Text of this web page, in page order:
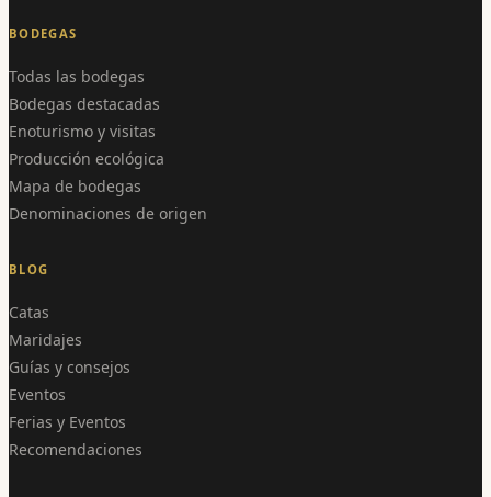
BODEGAS
Todas las bodegas
Bodegas destacadas
Enoturismo y visitas
Producción ecológica
Mapa de bodegas
Denominaciones de origen
BLOG
Catas
Maridajes
Guías y consejos
Eventos
Ferias y Eventos
Recomendaciones